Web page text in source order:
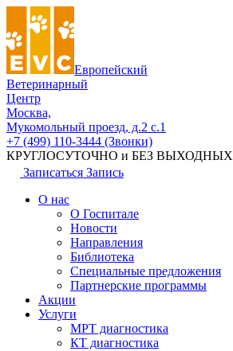
Европейский
Ветеринарный
Центр
Москва,
Мукомольный проезд, д.2 с.1
+7 (499) 110-3444 (Звонки)
КРУГЛОСУТОЧНО и БЕЗ ВЫХОДНЫХ
Записаться Запись
О нас
О Госпитале
Новости
Направления
Библиотека
Специальные предложения
Партнерские программы
Акции
Услуги
МРТ диагностика
КТ диагностика